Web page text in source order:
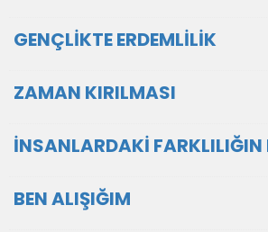
GENÇLİKTE ERDEMLİLİK
ZAMAN KIRILMASI
İNSANLARDAKİ FARKLILIĞIN
BEN ALIŞIĞIM